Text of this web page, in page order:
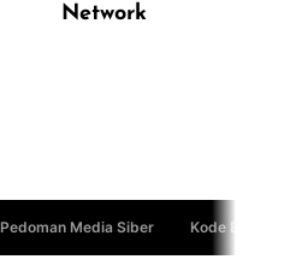
Network
Pedoman Media Siber Kode Etik